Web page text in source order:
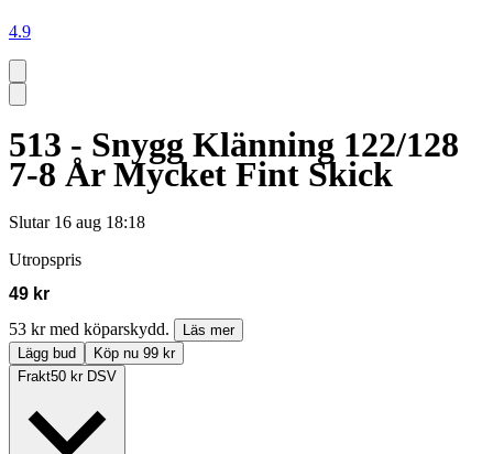
4.9
513 - Snygg Klänning 122/128
7-8 År Mycket Fint Skick
Slutar 16 aug 18:18
Utropspris
49 kr
53 kr med köparskydd.
Läs mer
Lägg bud
Köp nu 99 kr
Frakt50 kr DSV